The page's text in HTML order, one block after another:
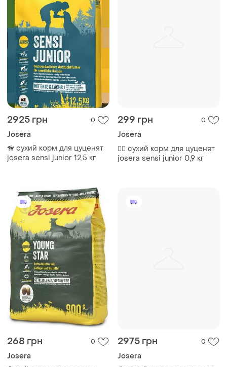
2925 грн 0
Josera
🦮 сухий корм для цуценят
josera sensi junior 12,5 кг
299 грн 0
Josera
🐕‍🦺 сухий корм для цуценят
josera sensi junior 0,9 кг
268 грн 0
Josera
2975 грн 0
Josera